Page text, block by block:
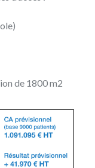
)
de 1800 m2